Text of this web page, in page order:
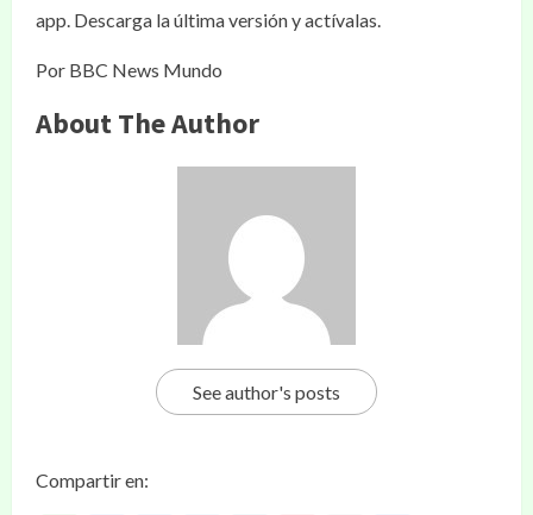
app. Descarga la última versión y actívalas.
Por BBC News Mundo
About The Author
See author's posts
Compartir en: